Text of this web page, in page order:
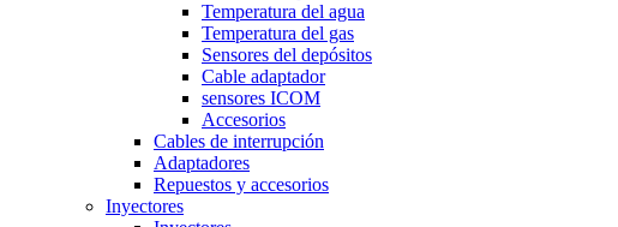
Temperatura del agua
Temperatura del gas
Sensores del depósitos
Cable adaptador
sensores ICOM
Accesorios
Cables de interrupción
Adaptadores
Repuestos y accesorios
Inyectores